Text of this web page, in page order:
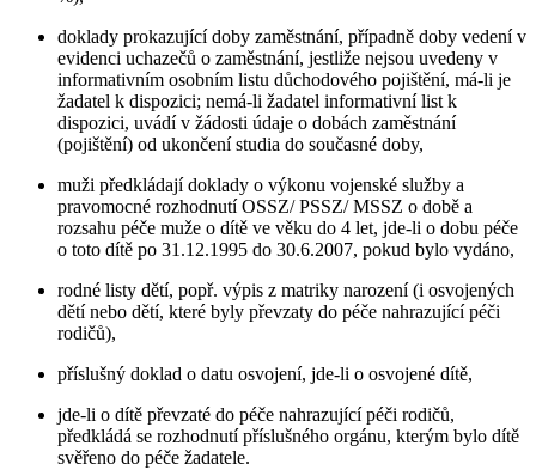
doklady prokazující doby zaměstnání, případně doby vedení v
evidenci uchazečů o zaměstnání, jestliže nejsou uvedeny v
informativním osobním listu důchodového pojištění, má-li je
žadatel k dispozici; nemá-li žadatel informativní list k
dispozici, uvádí v žádosti údaje o dobách zaměstnání
(pojištění) od ukončení studia do současné doby,
muži předkládají doklady o výkonu vojenské služby a
pravomocné rozhodnutí OSSZ/ PSSZ/ MSSZ o době a
rozsahu péče muže o dítě ve věku do 4 let, jde-li o dobu péče
o toto dítě po 31.12.1995 do 30.6.2007, pokud bylo vydáno,
rodné listy dětí, popř. výpis z matriky narození (i osvojených
dětí nebo dětí, které byly převzaty do péče nahrazující péči
rodičů),
příslušný doklad o datu osvojení, jde-li o osvojené dítě,
jde-li o dítě převzaté do péče nahrazující péči rodičů,
předkládá se rozhodnutí příslušného orgánu, kterým bylo dítě
svěřeno do péče žadatele.